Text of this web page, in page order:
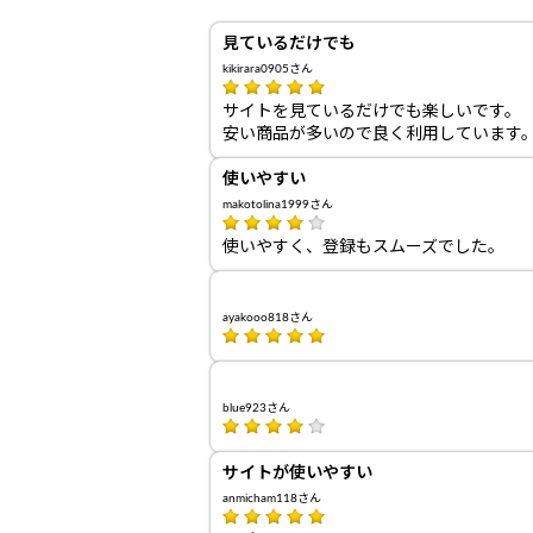
見ているだけでも
kikirara0905さん
サイトを見ているだけでも楽しいです。
安い商品が多いので良く利用しています
使いやすい
makotolina1999さん
使いやすく、登録もスムーズでした。
ayakooo818さん
blue923さん
サイトが使いやすい
anmicham118さん